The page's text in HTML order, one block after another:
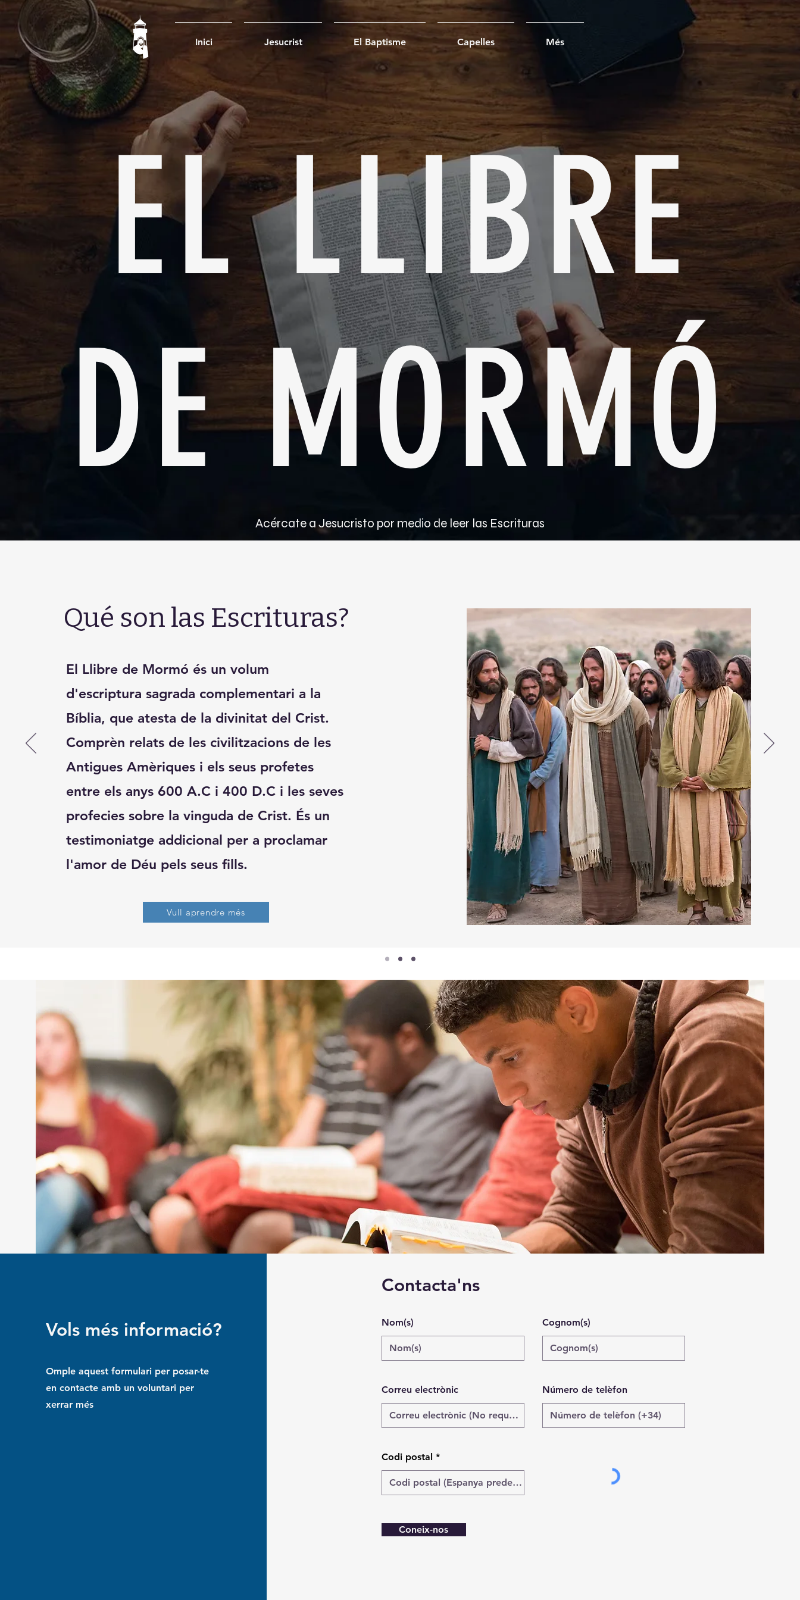
Inici Jesucrist El Baptisme Capelles Més
EL LLIBRE
DE MORMÓ
Acércate a Jesucristo por medio de leer las Escrituras
Qué son las Escrituras?
El Llibre de Mormó és un volum
d'escriptura sagrada complementari a la
Bíblia, que atesta de la divinitat del Crist.
Comprèn relats de les civilitzacions de les
Antigues Amèriques i els seus profetes
entre els anys 600 A.C i 400 D.C i les seves
profecies sobre la vinguda de Crist. És un
testimoniatge addicional per a proclamar
l'amor de Déu pels seus fills.
Vull aprendre més
Vols més informació?
Omple aquest formulari per posar-te
en contacte amb un voluntari per
xerrar més
Contacta'ns
Nom(s) Cognom(s)
Correu electrònic Número de telèfon
Codi postal
Coneix-nos